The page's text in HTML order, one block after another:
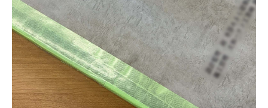
契約製本
製本
#冊子製本
#保管 #高品質
結婚式のメニュー表
その他
#オリジナル #オーダーメイド #メニュー表